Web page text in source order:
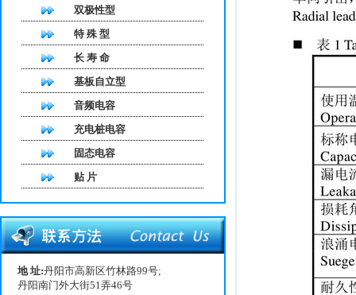
双极性型
特 殊 型
长 寿 命
基板自立型
音频电容
充电桩电容
固态电容
贴 片
地 址:丹阳市高新区竹林路99号;
丹阳南门外大街51弄46号